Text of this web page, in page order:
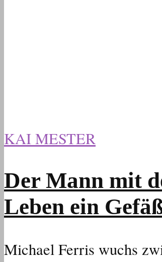
KAI MESTER
Der Mann mit
Leben ein
Michael Ferris wuchs